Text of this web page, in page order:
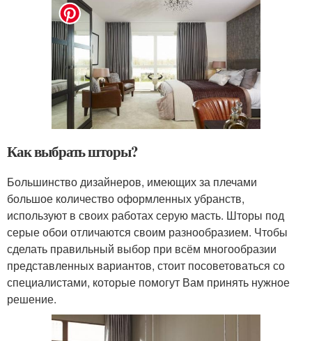
Как выбрать шторы?
Большинство дизайнеров, имеющих за плечами
большое количество оформленных убранств,
используют в своих работах серую масть. Шторы под
серые обои отличаются своим разнообразием. Чтобы
сделать правильный выбор при всём многообразии
представленных вариантов, стоит посоветоваться со
специалистами, которые помогут Вам принять нужное
решение.